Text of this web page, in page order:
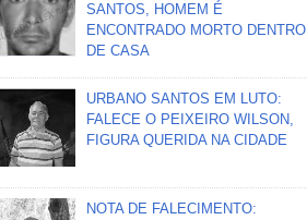
SANTOS, HOMEM É
ENCONTRADO MORTO DENTRO
DE CASA
URBANO SANTOS EM LUTO:
FALECE O PEIXEIRO WILSON,
FIGURA QUERIDA NA CIDADE
NOTA DE FALECIMENTO: